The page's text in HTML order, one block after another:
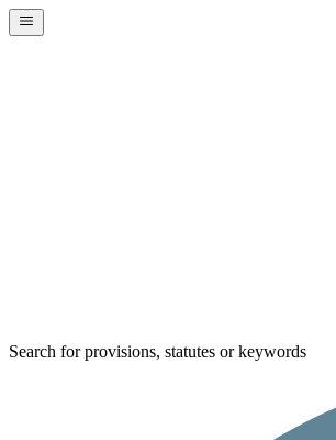
Search for provisions, statutes or keywords